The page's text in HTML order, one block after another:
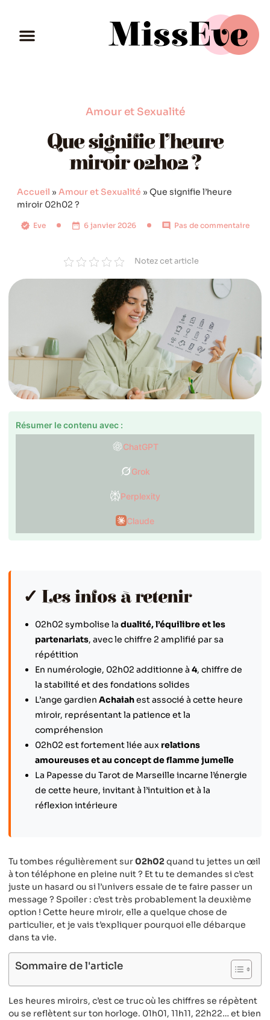
Amour et Sexualité
Que signifie l’heure
miroir 02h02 ?
Accueil » Amour et Sexualité » Que signifie l’heure
miroir 02h02 ?
Eve 6 janvier 2026 Pas de commentaire
Notez cet article
Résumer le contenu avec :
ChatGPT
Grok
Perplexity
Claude
✓ Les infos à retenir
02h02 symbolise la dualité, l’équilibre et les
partenariats, avec le chiffre 2 amplifié par sa
répétition
En numérologie, 02h02 additionne à 4, chiffre de
la stabilité et des fondations solides
L’ange gardien Achaiahest associé à cette heure
miroir, représentant la patience et la
compréhension
02h02 est fortement liée aux relations
amoureuses et au concept de flamme jumelle
La Papesse du Tarot de Marseille incarne l’énergie
de cette heure, invitant à l’intuition et à la
réflexion intérieure
Tu tombes régulièrement sur02h02quand tu jettes un œil
à ton téléphone en pleine nuit ? Et tu te demandes si c’est
juste un hasard ou si l’univers essaie de te faire passer un
message ? Spoiler : c’est très probablement la deuxième
option ! Cette heure miroir, elle a quelque chose de
particulier, et je vais t’expliquer pourquoi elle débarque
dans ta vie.
Sommaire de l'article
Les heures miroirs, c’est ce truc où les chiffres se répètent
ou se reflètent sur ton horloge. 01h01, 11h11, 22h22… et bien